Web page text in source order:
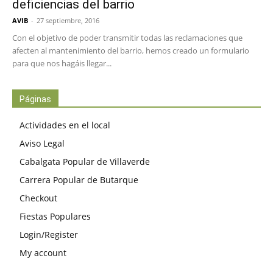
deficiencias del barrio
AVIB - 27 septiembre, 2016
Con el objetivo de poder transmitir todas las reclamaciones que
afecten al mantenimiento del barrio, hemos creado un formulario
para que nos hagáis llegar...
Páginas
Actividades en el local
Aviso Legal
Cabalgata Popular de Villaverde
Carrera Popular de Butarque
Checkout
Fiestas Populares
Login/Register
My account